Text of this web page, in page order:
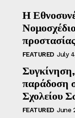
Η
FEATURED July
παράδοση
Σχολείου
FEATURED June